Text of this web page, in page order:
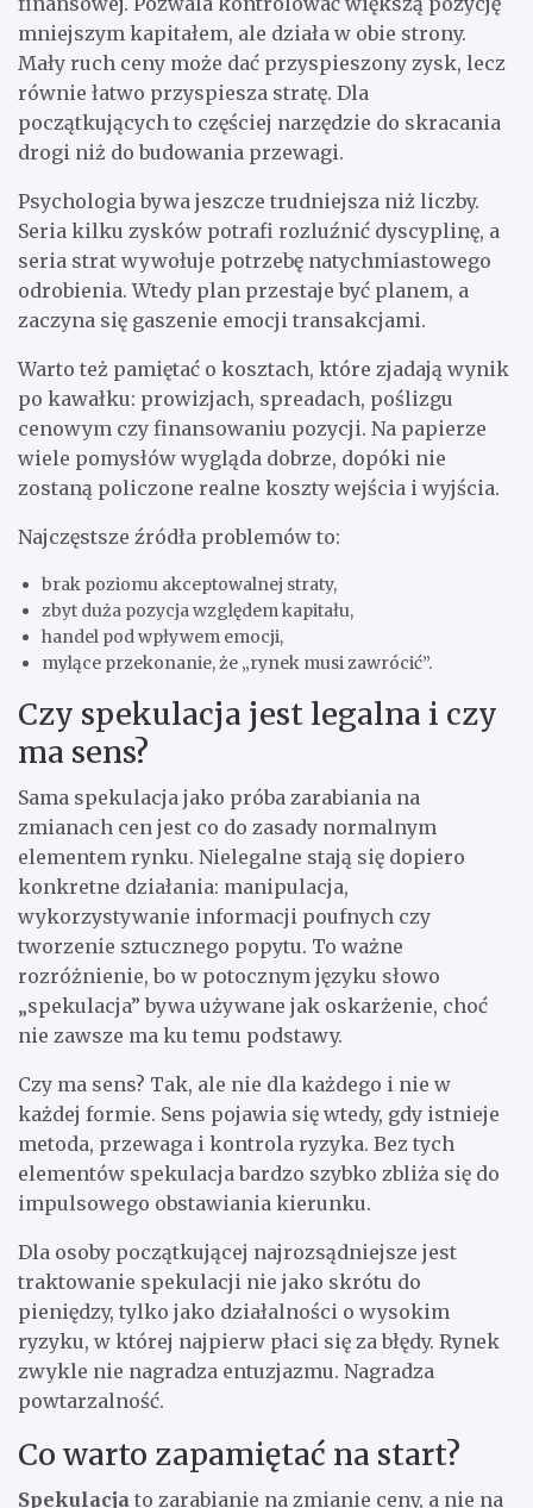
mniejszym kapitałem, ale działa w obie strony.
Mały ruch ceny może dać przyspieszony zysk, lecz
równie łatwo przyspiesza stratę. Dla
początkujących to częściej narzędzie do skracania
drogi niż do budowania przewagi.
Psychologia bywa jeszcze trudniejsza niż liczby.
Seria kilku zysków potrafi rozluźnić dyscyplinę, a
seria strat wywołuje potrzebę natychmiastowego
odrobienia. Wtedy plan przestaje być planem, a
zaczyna się gaszenie emocji transakcjami.
Warto też pamiętać o kosztach, które zjadają wynik
po kawałku: prowizjach, spreadach, poślizgu
cenowym czy finansowaniu pozycji. Na papierze
wiele pomysłów wygląda dobrze, dopóki nie
zostaną policzone realne koszty wejścia i wyjścia.
Najczęstsze źródła problemów to:
brak poziomu akceptowalnej straty,
zbyt duża pozycja względem kapitału,
handel pod wpływem emocji,
mylące przekonanie, że „rynek musi zawrócić”.
Czy spekulacja jest legalna i czy
ma sens?
Sama spekulacja jako próba zarabiania na
zmianach cen jest co do zasady normalnym
elementem rynku. Nielegalne stają się dopiero
konkretne działania: manipulacja,
wykorzystywanie informacji poufnych czy
tworzenie sztucznego popytu. To ważne
rozróżnienie, bo w potocznym języku słowo
„spekulacja” bywa używane jak oskarżenie, choć
nie zawsze ma ku temu podstawy.
Czy ma sens? Tak, ale nie dla każdego i nie w
każdej formie. Sens pojawia się wtedy, gdy istnieje
metoda, przewaga i kontrola ryzyka. Bez tych
elementów spekulacja bardzo szybko zbliża się do
impulsowego obstawiania kierunku.
Dla osoby początkującej najrozsądniejsze jest
traktowanie spekulacji nie jako skrótu do
pieniędzy, tylko jako działalności o wysokim
ryzyku, w której najpierw płaci się za błędy. Rynek
zwykle nie nagradza entuzjazmu. Nagradza
powtarzalność.
Co warto zapamiętać na start?
Spekulacja to zarabianie na zmianie ceny, a nie na